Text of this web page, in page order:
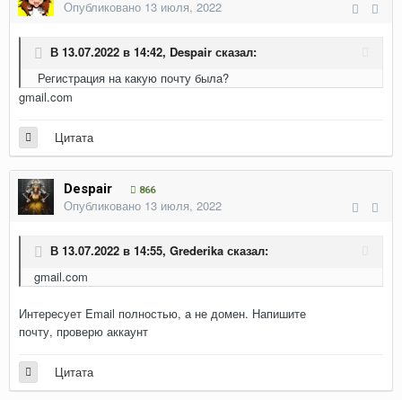
Опубликовано 13 июля, 2022
В 13.07.2022 в 14:42, Despair сказал:
Регистрация на какую почту была?
gmail.com
Цитата
Despair 866
Опубликовано 13 июля, 2022
В 13.07.2022 в 14:55, Grederika сказал:
gmail.com
Интересует Email полностью, а не домен. Напишите
почту, проверю аккаунт
Цитата